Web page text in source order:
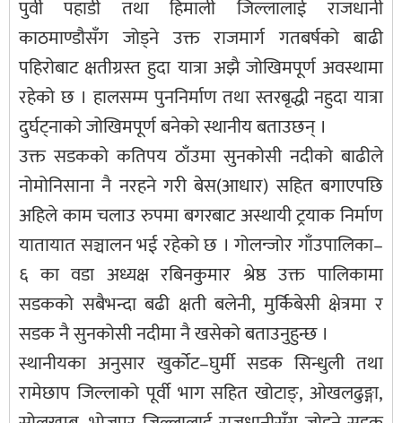
पुर्वी पहाडी तथा हिमाली जिल्लालाई राजधानी
काठमाण्डौसँग जोड्ने उक्त राजमार्ग गतबर्षको बाढी
पहिरोबाट क्षतीग्रस्त हुदा यात्रा अझै जोखिमपूर्ण अवस्थामा
रहेको छ । हालसम्म पुननिर्माण तथा स्तरबृद्धी नहुदा यात्रा
दुर्घट्नाको जोखिमपूर्ण बनेको स्थानीय बताउछन् ।
उक्त सडकको कतिपय ठाँउमा सुनकोसी नदीको बाढीले
नोमोनिसाना नै नरहने गरी बेस(आधार) सहित बगाएपछि
अहिले काम चलाउ रुपमा बगरबाट अस्थायी ट्रयाक निर्माण
यातायात सञ्चालन भई रहेको छ । गोलन्जोर गाँउपालिका–
६ का वडा अध्यक्ष रबिनकुमार श्रेष्ठ उक्त पालिकामा
सडकको सबैभन्दा बढी क्षती बलेनी, मुर्किबेसी क्षेत्रमा र
सडक नै सुनकोसी नदीमा नै खसेको बताउनुहुन्छ ।
स्थानीयका अनुसार खुर्कोट–घुर्मी सडक सिन्धुली तथा
रामेछाप जिल्लाको पूर्वी भाग सहित खोटाङ्, ओखलढुङ्गा,